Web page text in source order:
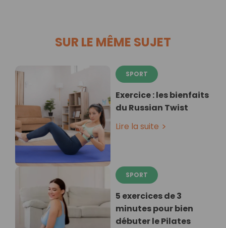
SUR LE MÊME SUJET
SPORT
Exercice : les bienfaits
du Russian Twist
Lire la suite
SPORT
5 exercices de 3
minutes pour bien
débuter le Pilates